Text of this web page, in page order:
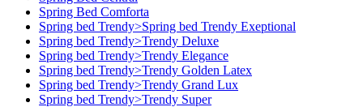
Spring Bed Comforta
Spring bed Trendy>Spring bed Trendy Exeptional
Spring bed Trendy>Trendy Deluxe
Spring bed Trendy>Trendy Elegance
Spring bed Trendy>Trendy Golden Latex
Spring bed Trendy>Trendy Grand Lux
Spring bed Trendy>Trendy Super